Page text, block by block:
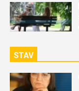
STAV